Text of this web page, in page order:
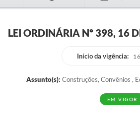
LEI ORDINÁRIA Nº 398, 16
Início da vigência:
Assunto(s): Construções, Convênios ,
EM VIGOR